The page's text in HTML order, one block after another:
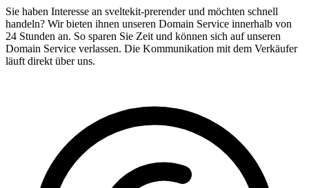
Sie haben Interesse an sveltekit-prerender und möchten schnell
handeln? Wir bieten ihnen unseren Domain Service innerhalb von
24 Stunden an. So sparen Sie Zeit und können sich auf unseren
Domain Service verlassen. Die Kommunikation mit dem Verkäufer
läuft direkt über uns.